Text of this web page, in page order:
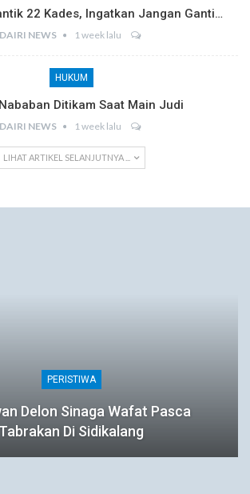
22 Kades, Ingatkan Jangan Ganti…
DAIRI NEWS 1 week lalu
HUKUM
Ditikam Saat Main Judi
DAIRI NEWS 1 week lalu
LIHAT ARTIKEL SELANJUTNYA ...
PERISTIWA
Delon Sinaga Wafat Pasca
Tabrakan Di Sidikalang